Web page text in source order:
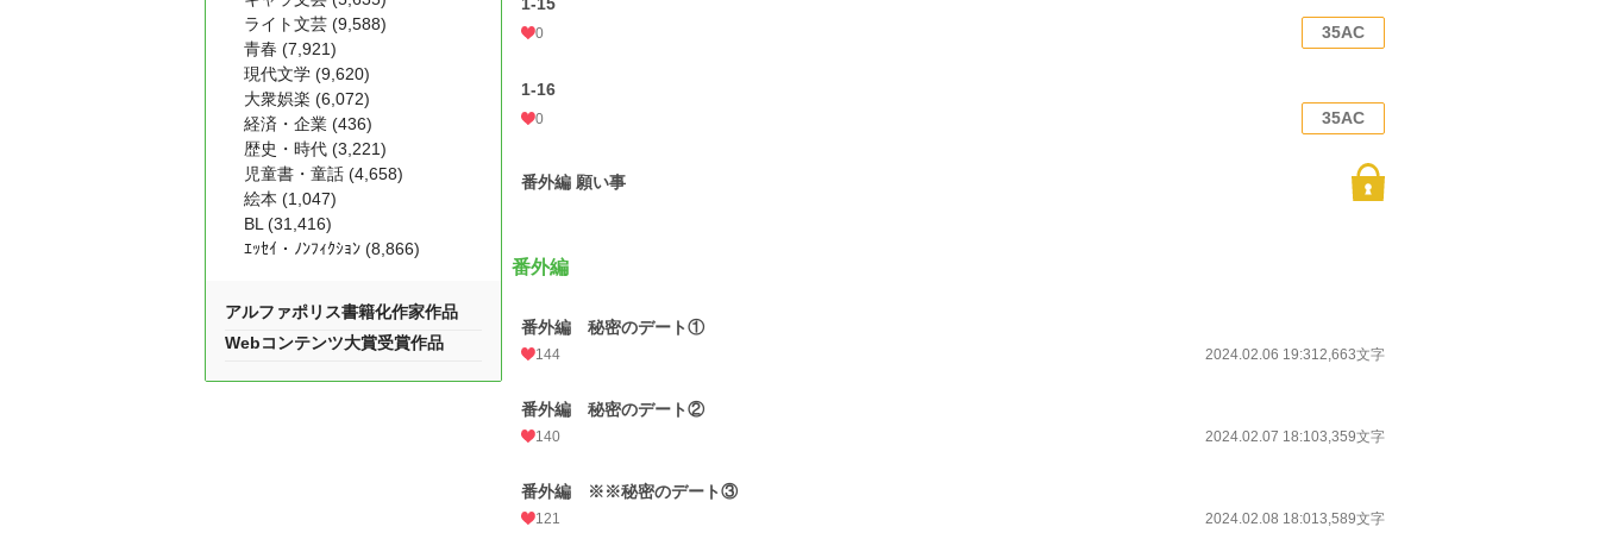
0 35AC
1-16
0 35AC
番外編 願い事
番外編
番外編 秘密のデート①
144 2024.02.06 19:312,663文字
番外編 秘密のデート②
140 2024.02.07 18:103,359文字
番外編 ※※秘密のデート③
121 2024.02.08 18:013,589文字
ライト文芸 (9,588)
青春 (7,921)
現代文学 (9,620)
大衆娯楽 (6,072)
経済・企業 (436)
歴史・時代 (3,221)
児童書・童話 (4,658)
絵本 (1,047)
BL (31,416)
ｴｯｾｲ・ﾉﾝﾌｨｸｼｮﾝ (8,866)
アルファポリス書籍化作家作品
Webコンテンツ大賞受賞作品